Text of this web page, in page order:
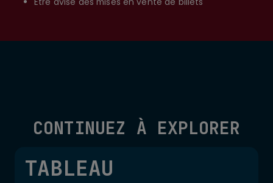
CONTINUEZ À EXPLORER
TABLEAU